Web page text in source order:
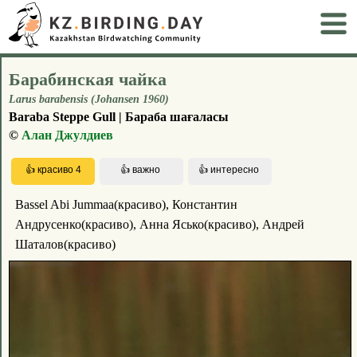
Барабинская чайка
Larus barabensis (Johansen 1960)
Baraba Steppe Gull | Бараба шағаласы
© Алан Джулдиев
Bassel Abi Jummaa(красиво), Константин
Андрусенко(красиво), Анна Ясько(красиво), Андрей
Шаталов(красиво)